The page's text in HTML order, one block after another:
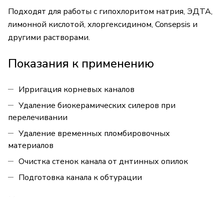
Подходят для работы с гипохлоритом натрия, ЭДТА,
лимонной кислотой, хлоргексидином, Consepsis и
другими растворами.
Показания к применению
Ирригация корневых каналов
Удаление биокерамических силеров при
перелечивании
Удаление временных пломбировочных
материалов
Очистка стенок канала от днтинных опилок
Подготовка канала к обтурации